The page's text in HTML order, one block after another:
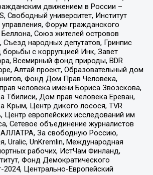
движением в России –
Свободный университет, Институт
управления, Форум гражданского
Союз жителей островов
народных депутатов, Гринпис
с коррупцией Инк, Завет
Всемирный фонд природы, BDR
Алтай проект, Образовательный дом
Фонд Дом Прав Человека,
человека имени Бориса Звозскова,
Тбилиси, Дом прав человека Ереван,
Крым, Центр дикого лосося, TVR
европейских исследований им
Сетевое объединение журналистов
АЛЛАТРА, За свободную Россию,
Uralic, UnKremlin, Международная
рабочих, ИстЧам Финланд,
Фонд Демократического
2024, Центрально-Европейский